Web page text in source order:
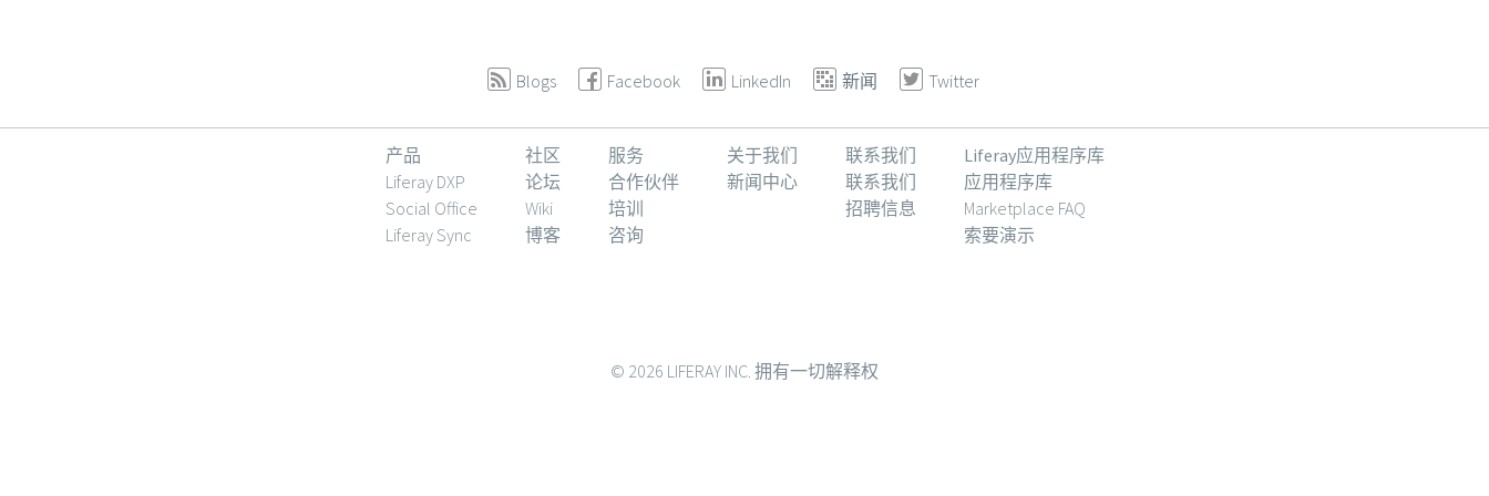
Blogs Facebook LinkedIn 新闻 Twitter
产品
Liferay DXP
Social Office
Liferay Sync
社区
论坛
Wiki
博客
服务
合作伙伴
培训
咨询
关于我们
新闻中心
联系我们
联系我们
招聘信息
Liferay应用程序库
应用程序库
Marketplace FAQ
索要演示
© 2026 LIFERAY INC. 拥有一切解释权